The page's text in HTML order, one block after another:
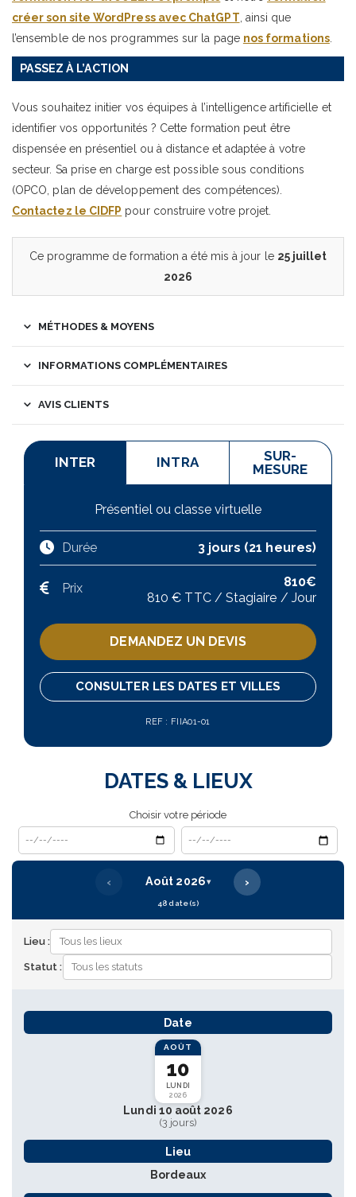
créer son site WordPress avec ChatGPT , ainsi que
l’ensemble de nos programmes sur la page nos formations.
PASSEZ À L’ACTION
Vous souhaitez initier vos équipes à l’intelligence artificielle et
identifier vos opportunités ? Cette formation peut être
dispensée en présentiel ou à distance et adaptée à votre
secteur. Sa prise en charge est possible sous conditions
(OPCO, plan de développement des compétences).
Contactez le CIDFP pour construire votre projet.
Ce programme de formation a été mis à jour le 25 juillet
2026
MÉTHODES & MOYENS
INFORMATIONS COMPLÉMENTAIRES
AVIS CLIENTS
INTER INTRA
SUR-
MESURE
Présentiel ou classe virtuelle
Durée 3 jours (21 heures)
Prix
810€
810 € TTC / Stagiaire / Jour
DEMANDEZ UN DEVIS
CONSULTER LES DATES ET VILLES
REF : FIIA01-01
DATES & LIEUX
Choisir votre période
Date de début
Date de fin
‹ Août 2026▾ ›
48 date(s)
Lieu :
Statut :
Date
AOÛT
10
LUNDI
2026
Lundi 10 août 2026
(3 jours)
Lieu
Bordeaux